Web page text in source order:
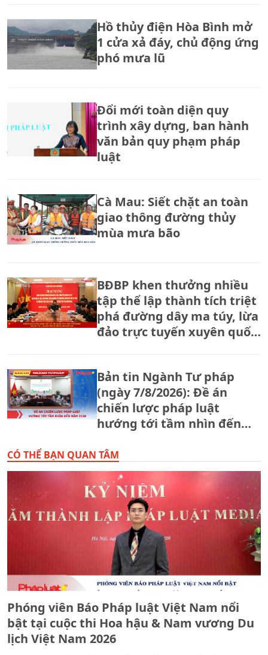
Hồ thủy điện Hòa Bình mở
1 cửa xả đáy, chủ động ứng
phó mưa lũ
Đổi mới toàn diện quy
trình xây dựng, ban hành
văn bản quy phạm pháp
luật
Cà Mau: Siết chặt an toàn
giao thông đường thủy
mùa mưa bão
BĐBP khen thưởng nhiều
tập thể lập thành tích triệt
phá đường dây ma túy, lừa
đảo trực tuyến xuyên quốc
Bản tin Ngành Tư pháp
(ngày 7/8/2026): Đề án
chiến lược pháp luật
hướng tới tầm nhìn đến
CÓ THỂ BẠN QUAN TÂM
Phóng viên Báo Pháp luật Việt Nam nổi
bật tại cuộc thi Hoa hậu & Nam vương Du
lịch Việt Nam 2026